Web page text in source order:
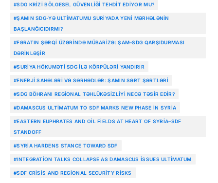
#SDG KRIZI BÖLGESEL GÜVENLIĞI TEHDIT EDIYOR MU?
#ŞAMIN SDG-YƏ ULTIMATUMU SURIYADA YENI MƏRHƏLƏNIN
BAŞLANĞICIDIRMI?
#FƏRATIN ŞƏRQI ÜZƏRINDƏ MÜBARIZƏ: ŞAM–SDG QARŞIDURMASI
DƏRINLƏŞIR
#SURIYA HÖKUMƏTI SDG ILƏ KÖRPÜLƏRI YANDIRIR
#ENERJI SAHƏLƏRI VƏ SƏRHƏDLƏR: ŞAMIN SƏRT ŞƏRTLƏRI
#SDG BÖHRANI REGIONAL TƏHLÜKƏSIZLIYI NECƏ TƏSIR EDIR?
#DAMASCUS ULTIMATUM TO SDF MARKS NEW PHASE IN SYRIA
#EASTERN EUPHRATES AND OIL FIELDS AT HEART OF SYRIA–SDF
STANDOFF
#SYRIA HARDENS STANCE TOWARD SDF
#INTEGRATION TALKS COLLAPSE AS DAMASCUS ISSUES ULTIMATUM
#SDF CRISIS AND REGIONAL SECURITY RISKS